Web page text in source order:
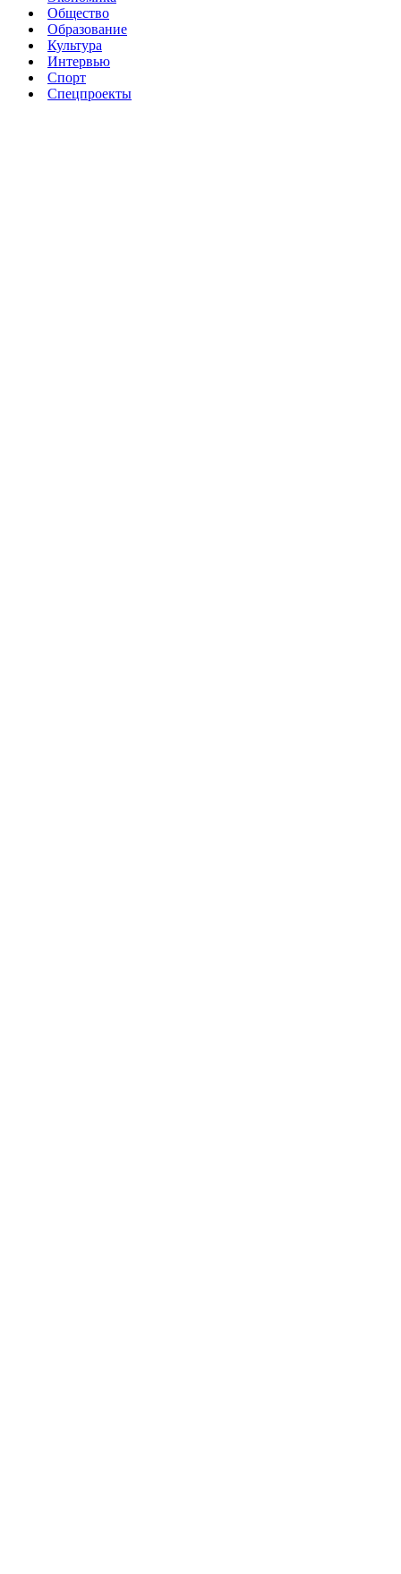
Общество
Образование
Культура
Интервью
Спорт
Спецпроекты